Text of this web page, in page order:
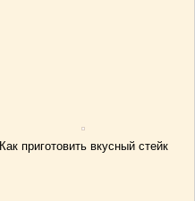
Как приготовить вкусный стейк